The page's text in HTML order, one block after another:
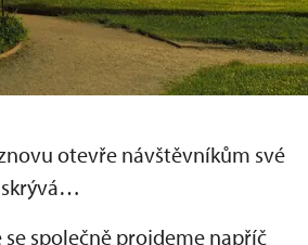
otevře návštěvníkům své
skrývá…
společně projdeme napříč